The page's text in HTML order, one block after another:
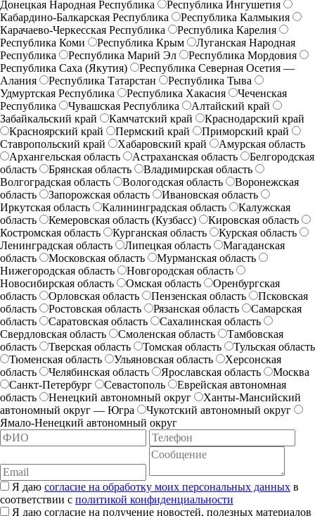
Донецкая Народная Республика
Республика Ингушетия
Кабардино-Балкарская Республика
Республика Калмыкия
Карачаево-Черкесская Республика
Республика Карелия
Республика Коми
Республика Крым
Луганская Народная
Республика
Республика Марий Эл
Республика Мордовия
Республика Саха (Якутия)
Республика Северная Осетия —
Алания
Республика Татарстан
Республика Тыва
Удмуртская Республика
Республика Хакасия
Чеченская
Республика
Чувашская Республика
Алтайский край
Забайкальский край
Камчатский край
Краснодарский край
Красноярский край
Пермский край
Приморский край
Ставропольский край
Хабаровский край
Амурская область
Архангельская область
Астраханская область
Белгородская
область
Брянская область
Владимирская область
Волгоградская область
Вологодская область
Воронежская
область
Запорожская область
Ивановская область
Иркутская область
Калининградская область
Калужская
область
Кемеровская область (Кузбасс)
Кировская область
Костромская область
Курганская область
Курская область
Ленинградская область
Липецкая область
Магаданская
область
Московская область
Мурманская область
Нижегородская область
Новгородская область
Новосибирская область
Омская область
Оренбургская
область
Орловская область Пензенская область
Псковская
область
Ростовская область Рязанская область
Самарская
область
Саратовская область
Сахалинская область
Свердловская область
Смоленская область
Тамбовская
область
Тверская область Томская область
Тульская область
Тюменская область
Ульяновская область
Херсонская
область
Челябинская область Ярославская область
Москва
Санкт-Петербург
Севастополь
Еврейская автономная
область
Ненецкий автономный округ
Ханты-Мансийский
автономный округ — Югра
Чукотский автономный округ
Ямало-Ненецкий автономный округ
Я даю согласие на обработку моих персональных данных в
соответствии с политикой конфиденциальности
Я даю согласие на получение новостей, полезных материалов